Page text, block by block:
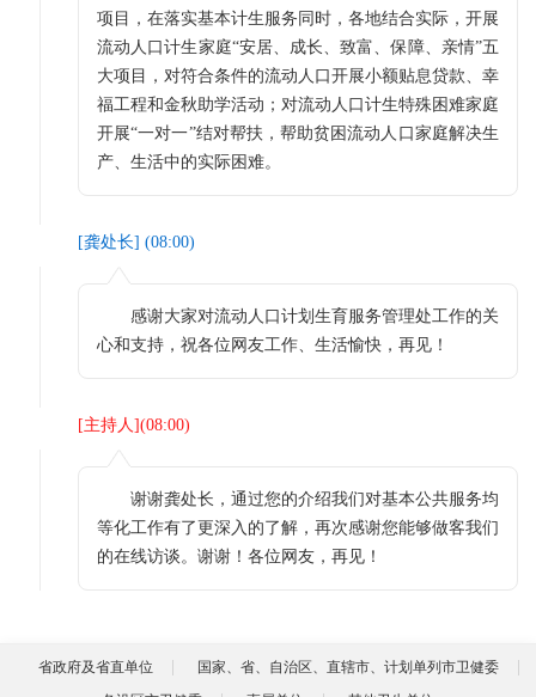
项目，在落实基本计生服务同时，各地结合实际，开展
流动人口计生家庭“安居、成长、致富、保障、亲情”五
大项目，对符合条件的流动人口开展小额贴息贷款、幸
福工程和金秋助学活动；对流动人口计生特殊困难家庭
开展“一对一”结对帮扶，帮助贫困流动人口家庭解决生
产、生活中的实际困难。
[龚处长] (08:00)
感谢大家对流动人口计划生育服务管理处工作的关
心和支持，祝各位网友工作、生活愉快，再见！
[主持人 ](08:00)
谢谢龚处长，通过您的介绍我们对基本公共服务均
等化工作有了更深入的了解，再次感谢您能够做客我们
的在线访谈。谢谢！各位网友，再见！
省政府及省直单位
国家、省、自治区、直辖市、计划单列市卫健委